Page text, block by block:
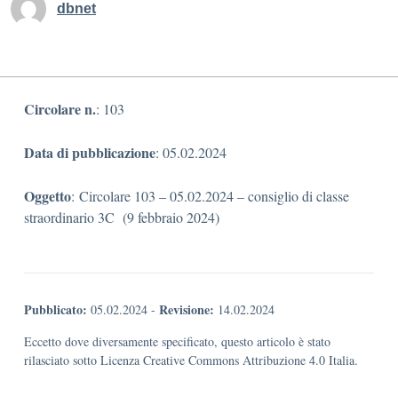
dbnet
Circolare n.: 103
Data di pubblicazione: 05.02.2024
Oggetto: Circolare 103 – 05.02.2024 – consiglio di classe
straordinario 3C (9 febbraio 2024)
Pubblicato: 05.02.2024 - Revisione: 14.02.2024
Eccetto dove diversamente specificato, questo articolo è stato
rilasciato sotto Licenza Creative Commons Attribuzione 4.0 Italia.